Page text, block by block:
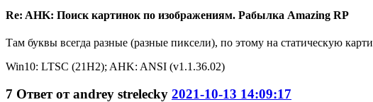
Re: AHK: Поиск картинок по изображениям. Рабылка Amazing RP
Там буквы всегда разные (разные пиксели), по этому на статическую
Win10: LTSC (21H2); AHK: ANSI (v1.1.36.02)
7 Ответ отandrey strelecky 2021-10-13 14:09:17